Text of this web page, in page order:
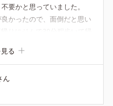
要かと思っていました。
かったので、面倒だと思い
赤ですが） 今後、注文履歴
ると思います。
る
ん